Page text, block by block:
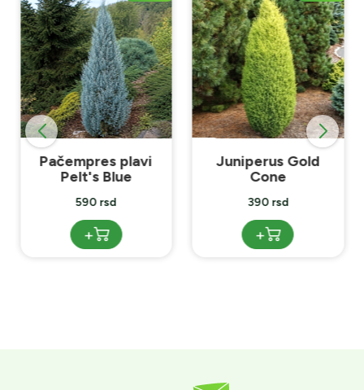
Pačempres plavi
Pelt's Blue
590 rsd
+
Juniperus Gold
Cone
390 rsd
+